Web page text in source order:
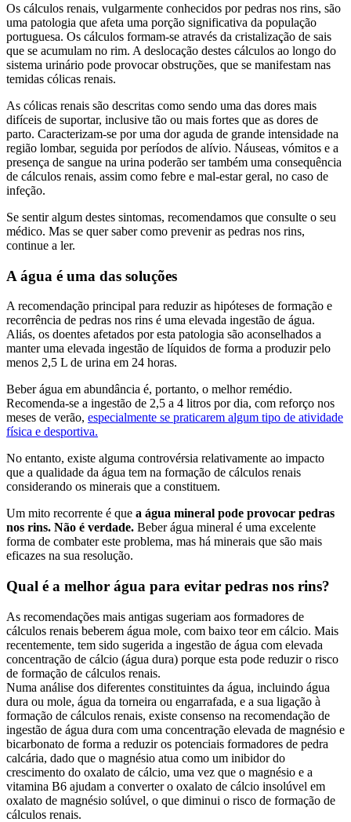
Os cálculos renais, vulgarmente conhecidos por pedras nos rins, são
uma patologia que afeta uma porção significativa da população
portuguesa. Os cálculos formam-se através da cristalização de sais
que se acumulam no rim. A deslocação destes cálculos ao longo do
sistema urinário pode provocar obstruções, que se manifestam nas
temidas cólicas renais.
As cólicas renais são descritas como sendo uma das dores mais
difíceis de suportar, inclusive tão ou mais fortes que as dores de
parto. Caracterizam-se por uma dor aguda de grande intensidade na
região lombar, seguida por períodos de alívio. Náuseas, vómitos e a
presença de sangue na urina poderão ser também uma consequência
de cálculos renais, assim como febre e mal-estar geral, no caso de
infeção.
Se sentir algum destes sintomas, recomendamos que consulte o seu
médico. Mas se quer saber como prevenir as pedras nos rins,
continue a ler.
A água é uma das soluções
A recomendação principal para reduzir as hipóteses de formação e
recorrência de pedras nos rins é uma elevada ingestão de água.
Aliás, os doentes afetados por esta patologia são aconselhados a
manter uma elevada ingestão de líquidos de forma a produzir pelo
menos 2,5 L de urina em 24 horas.
Beber água em abundância é, portanto, o melhor remédio.
Recomenda-se a ingestão de 2,5 a 4 litros por dia, com reforço nos
meses de verão, especialmente se praticarem algum tipo de atividade
física e desportiva.
No entanto, existe alguma controvérsia relativamente ao impacto
que a qualidade da água tem na formação de cálculos renais
considerando os minerais que a constituem.
Um mito recorrente é que a água mineral pode provocar pedras
nos rins. Não é verdade. Beber água mineral é uma excelente
forma de combater este problema, mas há minerais que são mais
eficazes na sua resolução.
Qual é a melhor água para evitar pedras nos rins?
As recomendações mais antigas sugeriam aos formadores de
cálculos renais beberem água mole, com baixo teor em cálcio. Mais
recentemente, tem sido sugerida a ingestão de água com elevada
concentração de cálcio (água dura) porque esta pode reduzir o risco
de formação de cálculos renais.
Numa análise dos diferentes constituintes da água, incluindo água
dura ou mole, água da torneira ou engarrafada, e a sua ligação à
formação de cálculos renais, existe consenso na recomendação de
ingestão de água dura com uma concentração elevada de magnésio e
bicarbonato de forma a reduzir os potenciais formadores de pedra
calcária, dado que o magnésio atua como um inibidor do
crescimento do oxalato de cálcio, uma vez que o magnésio e a
vitamina B6 ajudam a converter o oxalato de cálcio insolúvel em
oxalato de magnésio solúvel, o que diminui o risco de formação de
cálculos renais.